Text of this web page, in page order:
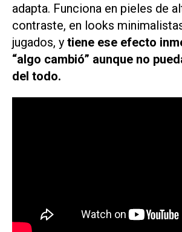
adapta. Funciona en pieles de
contraste, en looks
jugados, y tiene ese efecto
“algo cambió” aunque no
del todo.